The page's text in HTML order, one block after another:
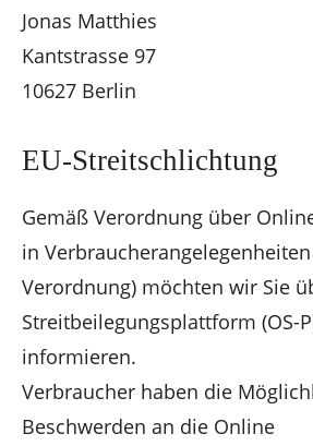
Jonas Matthies
Kantstrasse 97
10627 Berlin
EU-Streitschlichtung
Gemäß Verordnung über
in Verbraucherangelegenheiten
Verordnung) möchten wir Sie
Streitbeilegungsplattform (OS-
informieren.
Verbraucher haben die
Beschwerden an die Online